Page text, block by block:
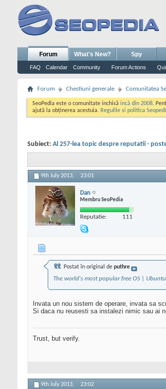
Forum
FAQ Calendar Community Forum Actions
What's New? Spy
Forum Chestiuni generale Comunitatea
SeoPedia este o comunitate inchisă incă din 2008.
ajută la obținerea acestuia. Regulile si politica
Subiect: Al 257-lea topic despre reputatii -
9th July 2013, 23:01
Dan
Membru SeoPedia
Reputatie: 111
Postat în original de puthre
The world's most popular free OS | Ubuntu
Invata un nou sistem de operare, invata sa
Si daca nu reusesti sa instalezi nimic sau ai
Trust, but verify.
9th July 2013, 23:02